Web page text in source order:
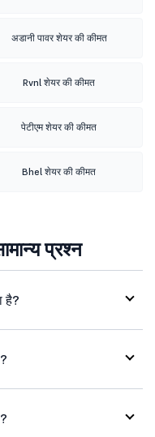
अडानी पावर शेयर की कीमत
Rvnl शेयर की कीमत
पेटीएम शेयर की कीमत
Bhel शेयर की कीमत
प्रश्न
है?